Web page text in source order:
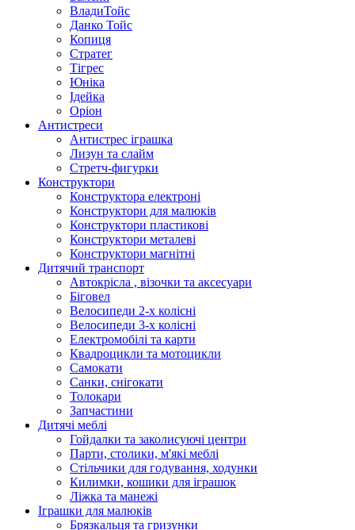
ВладиТойс
Данко Тойс
Копиця
Стратег
Тігрес
Юніка
Ідейка
Оріон
Антистреси
Антистрес іграшка
Лизун та слайм
Стретч-фигурки
Конструктори
Конструктора електроні
Конструктори для малюків
Конструктори пластикові
Конструктори металеві
Конструктори магнітні
Дитячий транспорт
Автокрісла , візочки та аксесуари
Біговел
Велосипеди 2-х колісні
Велосипеди 3-х колісні
Електромобілі та карти
Квадроцикли та мотоцикли
Самокати
Санки, снігокати
Толокари
Запчастини
Дитячі меблі
Гойдалки та заколисуючі центри
Парти, столики, м'які меблі
Стільчики для годування, ходунки
Килимки, кошики для іграшок
Ліжка та манежі
Іграшки для малюків
Брязкальця та гризунки